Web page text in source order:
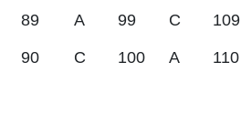
89 A 99 C 109
90 C 100 A 110